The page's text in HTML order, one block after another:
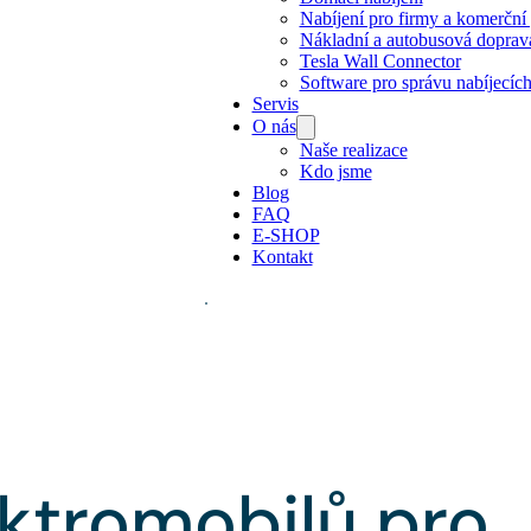
Nabíjení pro firmy a komerční
Nákladní a autobusová
Tesla Wall Connector
Software pro správu
Servis
O nás
Naše realizace
Kdo jsme
Blog
FAQ
E-SHOP
Kontakt